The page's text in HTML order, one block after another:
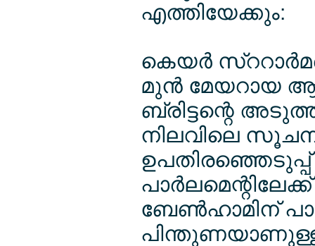
എത്തിയേക്കും:
കെയര്‍
മുന്‍ മേയറായ
ബ്രിട്ടന്റെ
നിലവിലെ
ഉപതിരഞ്ഞെടുപ്പ്
ബേണ്‍ഹാമിന്